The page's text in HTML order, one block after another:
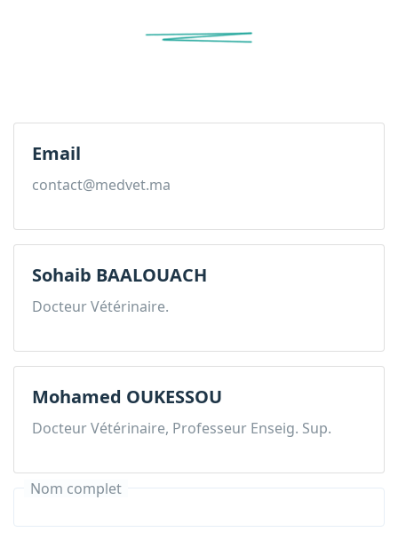
Email
contact@medvet.ma
Sohaib BAALOUACH
Docteur Vétérinaire.
Mohamed OUKESSOU
Docteur Vétérinaire, Professeur Enseig. Sup.
Nom complet